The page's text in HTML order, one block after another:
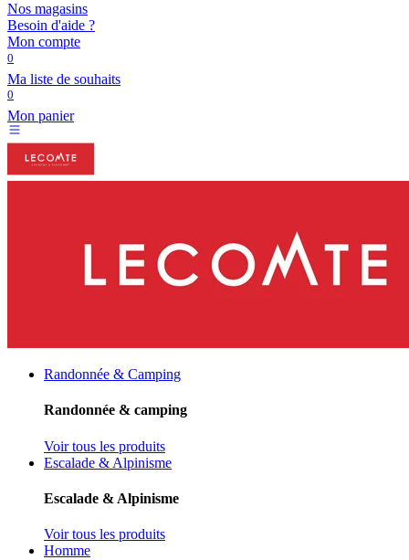
Nos magasins
Besoin d'aide ?
Mon compte
0
Ma liste de souhaits
0
Mon panier
Randonnée & Camping
Randonnée & camping
Voir tous les produits
Escalade & Alpinisme
Escalade & Alpinisme
Voir tous les produits
Homme